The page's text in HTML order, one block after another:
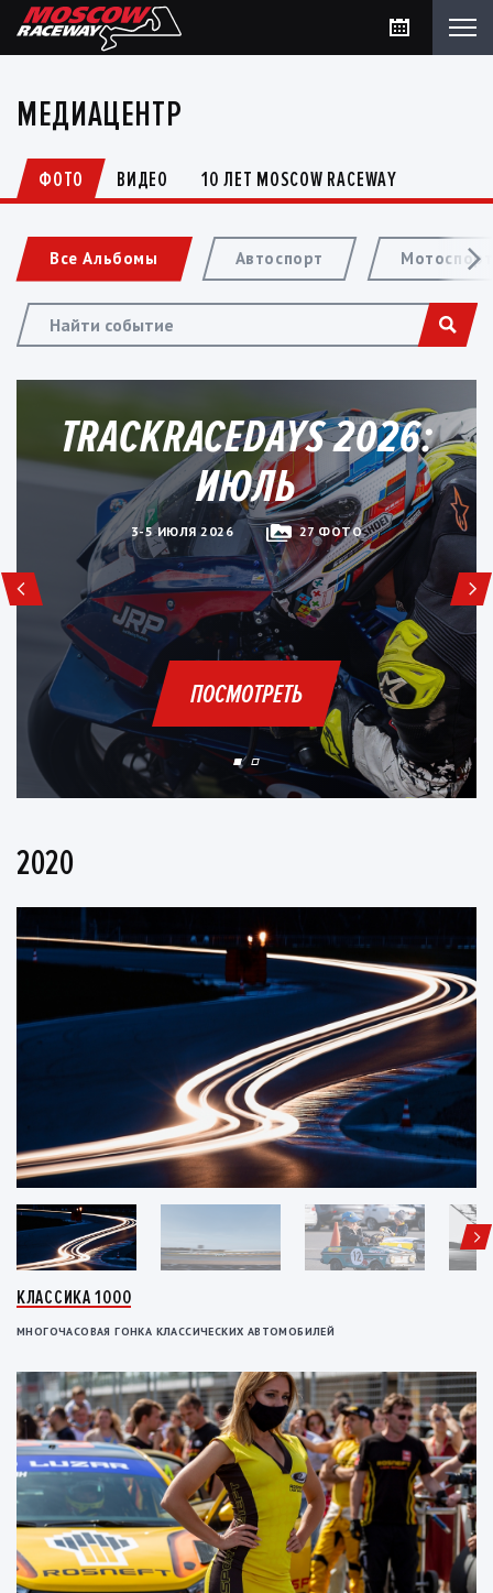
МЕДИАЦЕНТР
ФОТО ВИДЕО 10 ЛЕТ MOSCOW RACEWAY
Все Альбомы Автоспорт Мотоспорт
TRACKRACEDAYS 2026:
ИЮЛЬ
3-5 ИЮЛЯ 2026 27 ФОТО
ПОСМОТРЕТЬ
2020
КЛАССИКА 1000
МНОГОЧАСОВАЯ ГОНКА КЛАССИЧЕСКИХ АВТОМОБИЛЕЙ